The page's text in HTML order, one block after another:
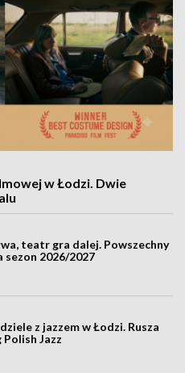
w Łodzi. Dwie
teatr gra dalej. Powszechny
sezon 2026/2027
z jazzem w Łodzi. Rusza
Polish Jazz